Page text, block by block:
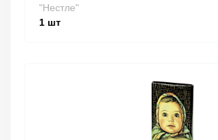
"Нестле"
1 шт